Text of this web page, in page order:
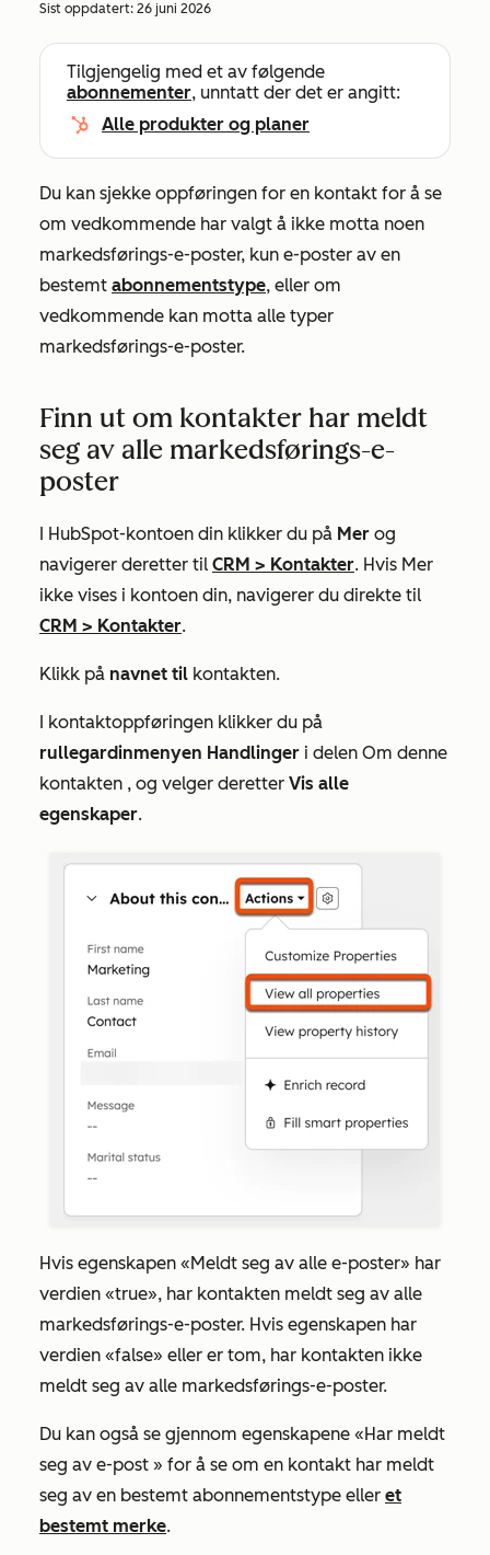
Sist oppdatert: 26 juni 2026
Tilgjengelig med et av følgende
abonnementer, unntatt der det er angitt:
Alle produkter og planer
Du kan sjekke oppføringen for en kontakt for å se
om vedkommende har valgt å ikke motta noen
markedsførings-e-poster, kun e-poster av en
bestemt abonnementstype, eller om
vedkommende kan motta alle typer
markedsførings-e-poster.
Finn ut om kontakter har meldt
seg av alle markedsførings-e-
poster
I HubSpot-kontoen din klikker du på Mer og
navigerer deretter til CRM > Kontakter. Hvis Mer
ikke vises i kontoen din, navigerer du direkte til
CRM > Kontakter.
Klikk på navnet til kontakten.
I kontaktoppføringen klikker du på
rullegardinmenyen Handlinger i delen Om denne
kontakten , og velger deretter Vis alle
egenskaper.
Hvis egenskapen «Meldt seg av alle e-poster» har
verdien «true», har kontakten meldt seg av alle
markedsførings-e-poster. Hvis egenskapen har
verdien «false» eller er tom, har kontakten ikke
meldt seg av alle markedsførings-e-poster.
Du kan også se gjennom egenskapene «Har meldt
seg av e-post » for å se om en kontakt har meldt
seg av en bestemt abonnementstype eller et
bestemt merke.